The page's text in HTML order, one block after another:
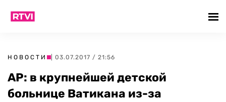
НОВОСТИ | 03.07.2017 / 21:56
AP: в крупнейшей детской
больнице Ватикана из-за